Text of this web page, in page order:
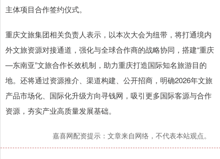
主体项目合作签约仪式。
重庆文旅集团相关负责人表示，以本次大会为纽带，将打通境内
外文旅资源对接通道，强化与全球合作商的战略协同，搭建“重庆
—东南亚”文旅合作长效机制，助力重庆打造国际知名旅游目的
地。还将通过资源推介、渠道构建、公开招商，明确2026年文旅
产品市场化、国际化升级方向寻钱网，吸引更多国际客源与合作
资源，夯实产业高质量发展基础。
嘉喜网配资提示：文章来自网络，不代表本站观点。